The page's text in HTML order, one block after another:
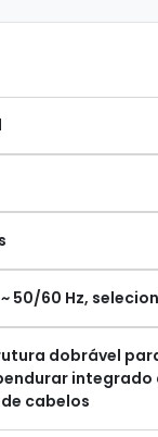
~ 50/60 Hz,
dobrável
cabelos